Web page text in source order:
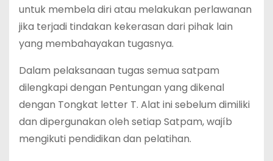
untuk membela diri atau melakukan perlawanan
jika terjadi tindakan kekerasan dari pihak lain
yang membahayakan tugasnya.
Dalam pelaksanaan tugas semua satpam
dilengkapi dengan Pentungan yang dikenal
dengan Tongkat letter T. Alat ini sebelum dimiliki
dan dipergunakan oleh setiap Satpam, wajíb
mengikuti pendidikan dan pelatihan.